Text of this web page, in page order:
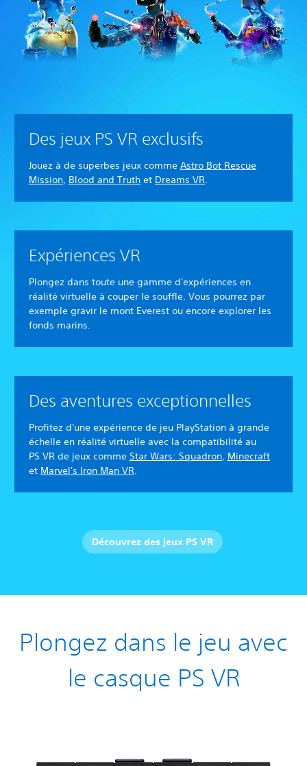
Des jeux PS VR exclusifs
Jouez à de superbes jeux comme Astro Bot Rescue
Mission, Blood and Truth et Dreams VR.
Expériences VR
Plongez dans toute une gamme d'expériences en
réalité virtuelle à couper le souffle. Vous pourrez par
exemple gravir le mont Everest ou encore explorer les
fonds marins.
Des aventures exceptionnelles
Profitez d'une expérience de jeu PlayStation à grande
échelle en réalité virtuelle avec la compatibilité au
PS VR de jeux comme Star Wars: Squadron, Minecraft
et Marvel's Iron Man VR.
Découvrez des jeux PS VR
Plongez dans le jeu avec
le casque PS VR